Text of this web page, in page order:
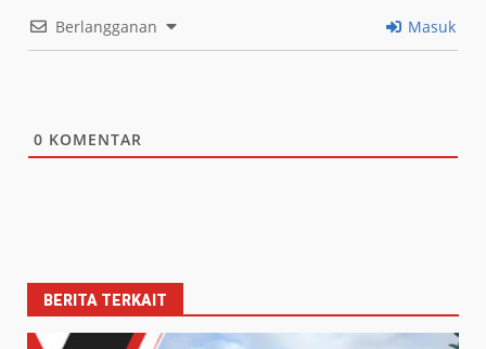
Berlangganan Masuk
0 KOMENTAR
BERITA TERKAIT